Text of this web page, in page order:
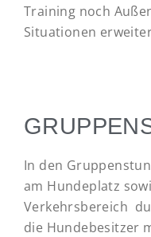
Training noch
Situationen
In den
am Hundeplatz
Verkehrsbereich
die Hundebesitzer